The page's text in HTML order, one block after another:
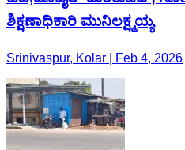
ಶಿಕ್ಷಣಾಧಿಕಾರಿ ಮುನಿಲಕ್ಷ್ಮಯ್ಯ
Srinivaspur, Kolar | Feb 4, 2026